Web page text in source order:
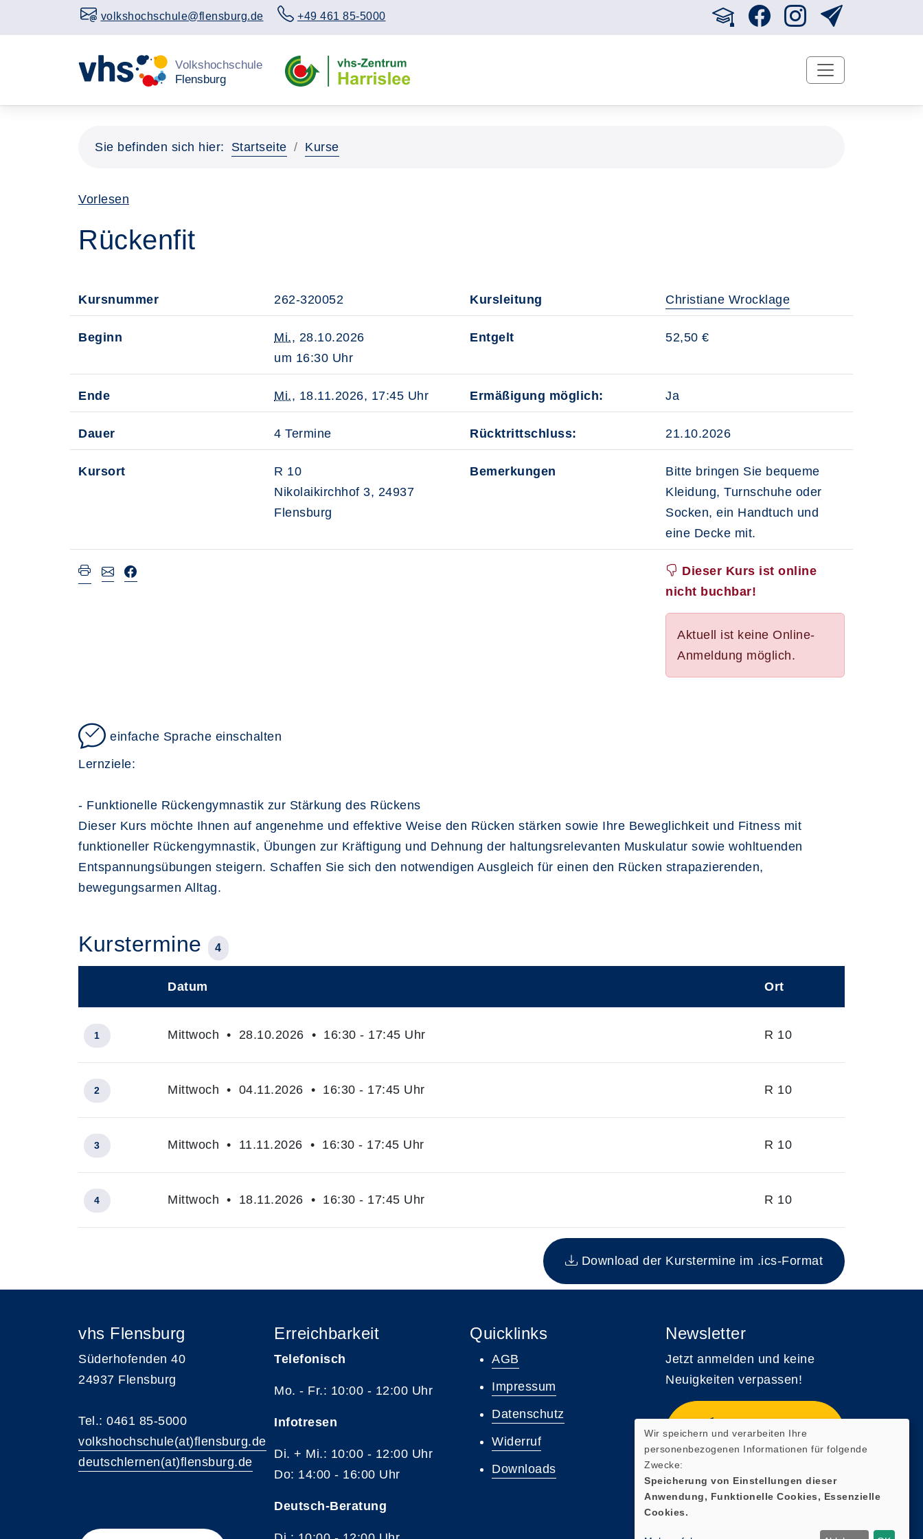
volkshochschule@flensburg.de +49 461 85-5000
Sie befinden sich hier: Startseite Kurse
Vorlesen
Rückenfit
Kursnummer 262-320052 Kursleitung Christiane Wrocklage
Beginn Mi., 28.10.2026
um 16:30 Uhr
Entgelt 52,50 €
Ende Mi., 18.11.2026, 17:45 Uhr Ermäßigung möglich: Ja
Dauer 4 Termine Rücktrittschluss: 21.10.2026
Kursort
R 10
Nikolaikirchhof 3, 24937
Flensburg
Bemerkungen
Bitte bringen Sie bequeme
Kleidung, Turnschuhe oder
Socken, ein Handtuch und
eine Decke mit.
Dieser Kurs ist online
nicht buchbar!
Aktuell ist keine Online-
Anmeldung möglich.
einfache Sprache einschalten
Lernziele:
- Funktionelle Rückengymnastik zur Stärkung des Rückens
Dieser Kurs möchte Ihnen auf angenehme und effektive Weise den Rücken stärken sowie Ihre Beweglichkeit und Fitness mit
funktioneller Rückengymnastik, Übungen zur Kräftigung und Dehnung der haltungsrelevanten Muskulatur sowie wohltuenden
Entspannungsübungen steigern. Schaffen Sie sich den notwendigen Ausgleich für einen den Rücken strapazierenden,
bewegungsarmen Alltag.
Kurstermine 4
Datum Ort
1 Mittwoch • 28.10.2026 • 16:30 - 17:45 Uhr R 10
2 Mittwoch • 04.11.2026 • 16:30 - 17:45 Uhr R 10
3 Mittwoch • 11.11.2026 • 16:30 - 17:45 Uhr R 10
4 Mittwoch • 18.11.2026 • 16:30 - 17:45 Uhr R 10
Download der Kurstermine im .ics-Format
vhs Flensburg
Süderhofenden 40
24937 Flensburg
Tel.: 0461 85-5000
volkshochschule(at)flensburg.de
deutschlernen(at)flensburg.de
Erreichbarkeit
Telefonisch
Mo. - Fr.: 10:00 - 12:00 Uhr
Infotresen
Di. + Mi.: 10:00 - 12:00 Uhr
Do: 14:00 - 16:00 Uhr
Deutsch-Beratung
Quicklinks
AGB
Impressum
Datenschutz
Widerruf
Downloads
Newsletter
Jetzt anmelden und keine
Neuigkeiten verpassen!
anmelden
Wir speichern und verarbeiten Ihre
personenbezogenen Informationen für folgende
Zwecke:
Speicherung von Einstellungen dieser
Anwendung, Funktionelle Cookies, Essenzielle
Cookies.